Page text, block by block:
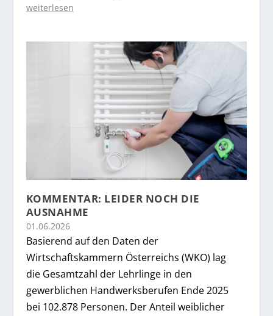
weiterlesen
KOMMENTAR: LEIDER NOCH DIE
AUSNAHME
01.06.2026
Basierend auf den Daten der
Wirtschaftskammern Österreichs (WKO) lag
die Gesamtzahl der Lehrlinge in den
gewerblichen Handwerksberufen Ende 2025
bei 102.878 Personen. Der Anteil weiblicher